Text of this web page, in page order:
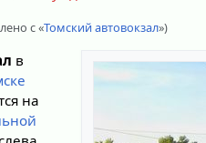
с «Томский автовокзал»)
в
на